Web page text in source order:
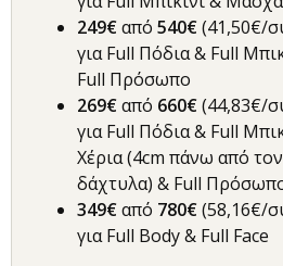
249€από 540€(41,50€/
για Full Πόδια & Full
Full Πρόσωπο
269€από 660€(44,83€/
για Full Πόδια & Full
Χέρια (4cm πάνω από
δάχτυλα) & Full
349€από 780€(58,16€/
για Full Body & Full Face